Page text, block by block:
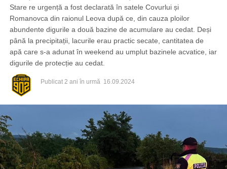
Stare re urgență a fost declarată în satele Covurlui și
Romanovca din raionul Leova după ce, din cauza ploilor
abundente digurile a două bazine de acumulare au cedat. Deși
până la precipitații, lacurile erau practic secate, cantitatea de
apă care s-a adunat în weekend au umplut bazinele acvatice, iar
digurile de protecție au cedat.
Publicat 2 ani în urmă 16.09.2024